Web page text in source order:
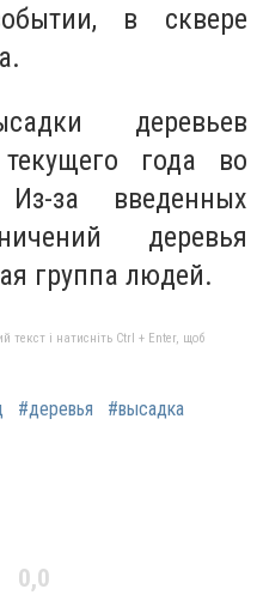
в сквере
деревьев
года во
за введенных
деревья
группа людей.
текст і натисніть Ctrl + Enter, щоб
#деревья
#высадка
0,0